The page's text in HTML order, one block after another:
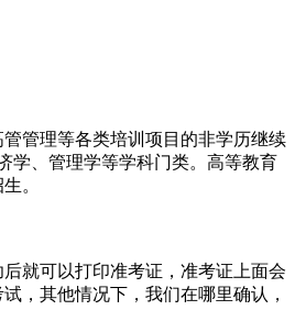
管理等各类培训项目的非学历继续
学、管理学等学科门类。高等教育
。
就可以打印准考证，准考证上面会
，其他情况下，我们在哪里确认，